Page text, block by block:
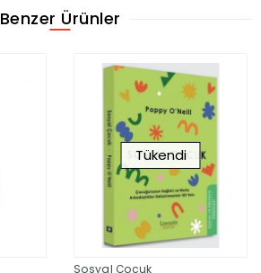
Benzer Ürünler
Tükendi
Sosyal Çocuk